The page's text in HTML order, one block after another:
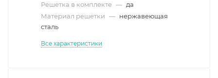
Решетка в комплекте — да
Материал решетки — нержавеющая
сталь
Все характеристики